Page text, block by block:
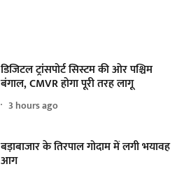
डिजिटल ट्रांसपोर्ट सिस्टम की ओर पश्चिम
बंगाल, CMVR होगा पूरी तरह लागू
3 hours ago
बड़ाबाजार के तिरपाल गोदाम में लगी भयावह
आग